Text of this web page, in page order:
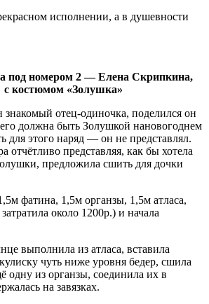
исполнении, а в душевности
под номером 2 — Елена Скрипкина,
с костюмом «Золушка»
отец-одиночка, поделился он
должна быть Золушкой нановогоднем
для этого наряд — он не представлял.
отчётливо представляя, как бы хотела
предложила сшить для дочки
фатина, 1,5м органзы, 1,5м атласа,
около 1200р.) и начала
выполнила из атласа, вставила
чуть ниже уровня бедер, сшила
одну из органзы, соединила их в
на завязках.